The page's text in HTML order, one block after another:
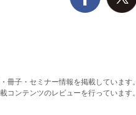
子・セミナー情報を掲載しています。
ンテンツのレビューを行っています。